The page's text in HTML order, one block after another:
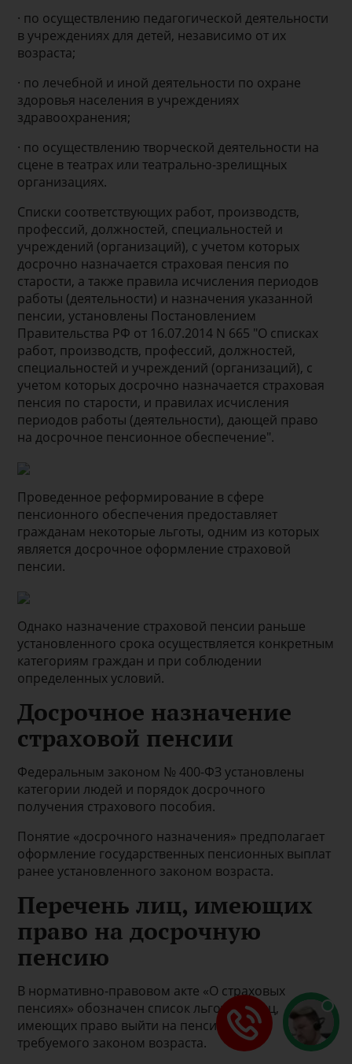
· по осуществлению педагогической деятельности
в учреждениях для детей, независимо от их
возраста;
· по лечебной и иной деятельности по охране
здоровья населения в учреждениях
здравоохранения;
· по осуществлению творческой деятельности на
сцене в театрах или театрально-зрелищных
организациях.
Списки соответствующих работ, производств,
профессий, должностей, специальностей и
учреждений (организаций), с учетом которых
досрочно назначается страховая пенсия по
старости, а также правила исчисления периодов
работы (деятельности) и назначения указанной
пенсии, установлены Постановлением
Правительства РФ от 16.07.2014 N 665 "О списках
работ, производств, профессий, должностей,
специальностей и учреждений (организаций), с
учетом которых досрочно назначается страховая
пенсия по старости, и правилах исчисления
периодов работы (деятельности), дающей право
на досрочное пенсионное обеспечение".
Проведенное реформирование в сфере
пенсионного обеспечения предоставляет
гражданам некоторые льготы, одним из которых
является досрочное оформление страховой
пенсии.
Однако назначение страховой пенсии раньше
установленного срока осуществляется конкретным
категориям граждан и при соблюдении
определенных условий.
Досрочное назначение
страховой пенсии
Федеральным законом № 400-ФЗ установлены
категории людей и порядок досрочного
получения страхового пособия.
Понятие «досрочного назначения» предполагает
оформление государственных пенсионных выплат
ранее установленного законом возраста.
Перечень лиц, имеющих
право на досрочную
пенсию
В нормативно-правовом акте «О страховых
пенсиях» обозначен список льготных лиц,
имеющих право выйти на пенсию ранее
требуемого законом возраста.